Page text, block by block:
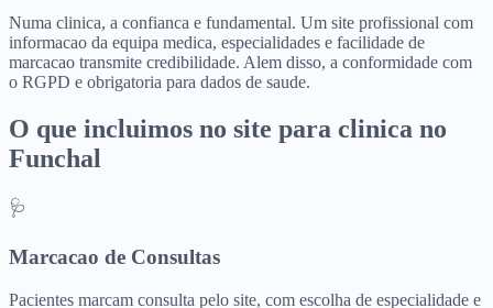
Numa clinica, a confianca e fundamental. Um site profissional com
informacao da equipa medica, especialidades e facilidade de
marcacao transmite credibilidade. Alem disso, a conformidade com
o RGPD e obrigatoria para dados de saude.
O que incluimos no site para clinica no
Funchal
🩺
Marcacao de Consultas
Pacientes marcam consulta pelo site, com escolha de especialidade e